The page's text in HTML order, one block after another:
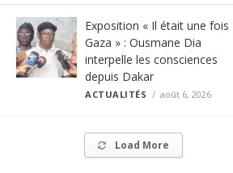
Exposition « Il était une fois
Gaza » : Ousmane Dia
interpelle les consciences
depuis Dakar
ACTUALITÉS août 6, 2026
Load More